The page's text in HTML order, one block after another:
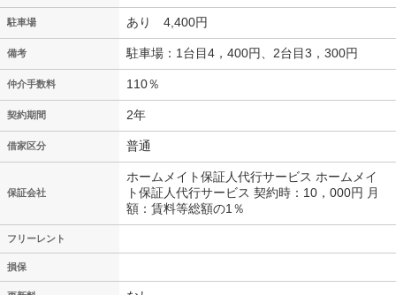
駐車場 あり 4,400円
備考 駐車場：1台目4，400円、2台目3，300円
仲介手数料 110％
契約期間 2年
借家区分 普通
保証会社
ホームメイト保証人代行サービス ホームメイ
ト保証人代行サービス 契約時：10，000円 月
額：賃料等総額の1％
フリーレント
損保